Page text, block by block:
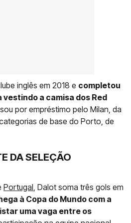
inglês em 2018 e completou
a camisa dos Red
por empréstimo pelo Milan, da
de base do Porto, de
DA SELEÇÃO
Portugal, Dalot soma três gols em
à Copa do Mundo com a
uma vaga entre os